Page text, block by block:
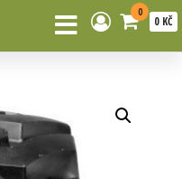
0
0 KČ